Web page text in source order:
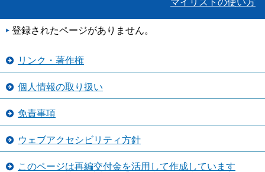
登録されたページがありません。
リンク・著作権
個人情報の取り扱い
免責事項
ウェブアクセシビリティ方針
このページは再編交付金を活用して作成しています